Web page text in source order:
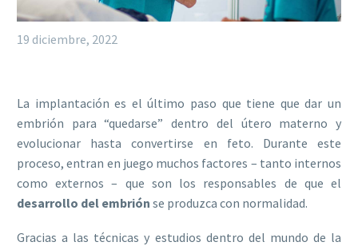
19 diciembre, 2022
La implantación es el último paso que tiene que dar un
embrión para “quedarse” dentro del útero materno y
evolucionar hasta convertirse en feto. Durante este
proceso, entran en juego muchos factores – tanto internos
como externos – que son los responsables de que el
desarrollo del embrión se produzca con normalidad.
Gracias a las técnicas y estudios dentro del mundo de la